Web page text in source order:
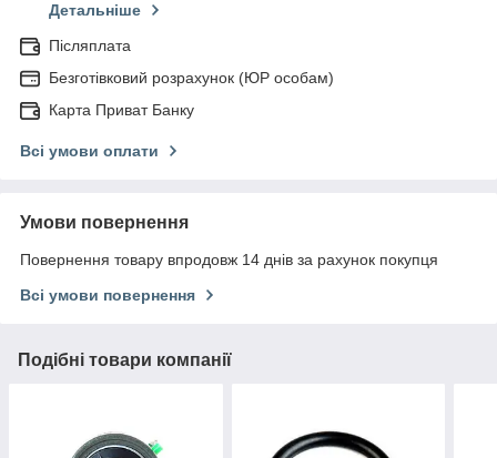
Детальніше
Післяплата
Безготівковий розрахунок (ЮР особам)
Карта Приват Банку
Всі умови оплати
Умови повернення
Повернення товару впродовж 14 днів за рахунок покупця
Всі умови повернення
Подібні товари компанії